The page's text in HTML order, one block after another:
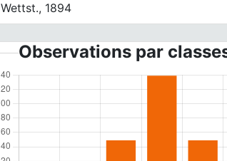
Wettst., 1894
Observations par